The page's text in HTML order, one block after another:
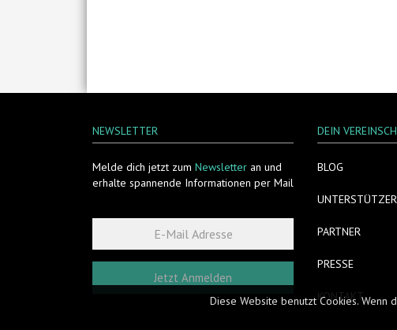
NEWSLETTER
Melde dich jetzt zum Newsletter an und
erhalte spannende Informationen per Mail
Jetzt Anmelden
DEIN
BLOG
UNTERSTÜTZER
PARTNER
PRESSE
KONTAKT
Diese Website benutzt Cookies. Wenn